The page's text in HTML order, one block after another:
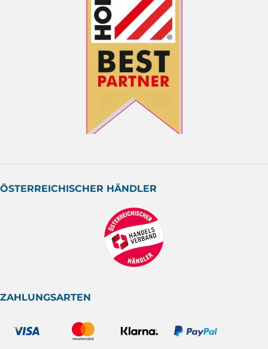
ÖSTERREICHISCHER HÄNDLER
ZAHLUNGSARTEN